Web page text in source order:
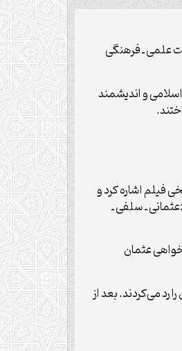
علمی ـ فرهنگی
و اندیشمند
فیلم اشاره کرد و
ـ سلفی ـ
عثمان
رد می‌کردند. بعد از